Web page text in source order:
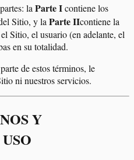
la Parte Icontiene los
Sitio, y la Parte IIcontiene la
Sitio, el usuario (en adelante, el
en su totalidad.
de estos términos, le
ni nuestros servicios.
Y